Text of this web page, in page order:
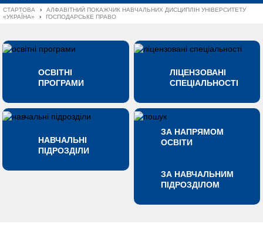
СТАРТОВА ›
АЛФАВІТНИЙ ПОКАЖЧИК НАВЧАЛЬНИХ ДИСЦИПЛІН УНІВЕРСИТЕТУ
«УКРАЇНА»
› ГОСПОДАРСЬКЕ ПРАВО
ОСВІТНІ
ПРОГРАМИ
ЛІЦЕНЗОВАНІ
СПЕЦІАЛЬНОСТІ
НАВЧАЛЬНІ
ПІДРОЗДІЛИ
ЗА НАПРЯМОМ
ОСВІТИ
ЗА НАВЧАЛЬНИМ
ПІДРОЗДІЛОМ